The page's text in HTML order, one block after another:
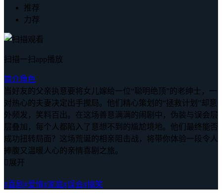
推荐
力荐
扫描一扫app播放
简介角色
当好友的父亲执意要将女儿嫁给一位“聪明绝顶”的老绅士，一
对热心的夫妻决定出手搅局。他们精心策划的“拯救计划”却意
外频发，笑料百出。在这场善意满满的闹剧中，伪装与误会层
层叠加，每个人都陷入了意想不到的尴尬境地。他们最终能否
成功扭转局面？这场荒诞的相亲阻击战，将带你体验一段令人
捧腹又温暖人心的亲情喜剧之旅。
 展开
#喜剧 #爱情#家庭#误会#搞笑